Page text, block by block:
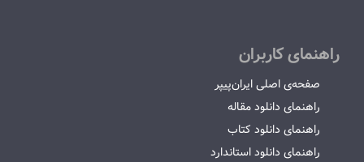
راهنمای کاربران
صفحه‌ی اصلی ایران‌پیپر
راهنمای دانلود مقاله
راهنمای دانلود کتاب
راهنمای دانلود استاندارد